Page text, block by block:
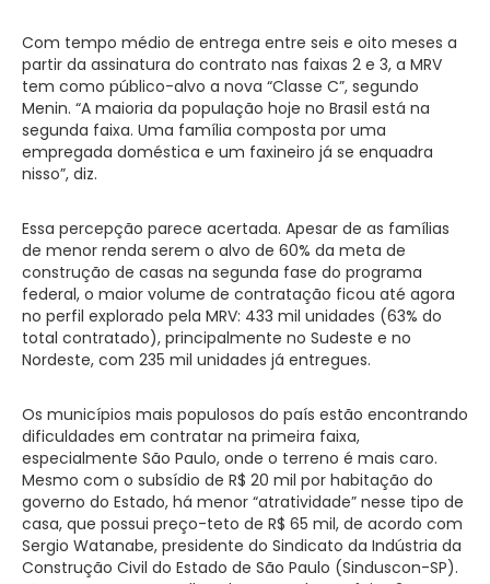
Com tempo médio de entrega entre seis e oito meses a
partir da assinatura do contrato nas faixas 2 e 3, a MRV
tem como público-alvo a nova “Classe C”, segundo
Menin. “A maioria da população hoje no Brasil está na
segunda faixa. Uma família composta por uma
empregada doméstica e um faxineiro já se enquadra
nisso”, diz.
Essa percepção parece acertada. Apesar de as famílias
de menor renda serem o alvo de 60% da meta de
construção de casas na segunda fase do programa
federal, o maior volume de contratação ficou até agora
no perfil explorado pela MRV: 433 mil unidades (63% do
total contratado), principalmente no Sudeste e no
Nordeste, com 235 mil unidades já entregues.
Os municípios mais populosos do país estão encontrando
dificuldades em contratar na primeira faixa,
especialmente São Paulo, onde o terreno é mais caro.
Mesmo com o subsídio de R$ 20 mil por habitação do
governo do Estado, há menor “atratividade” nesse tipo de
casa, que possui preço-teto de R$ 65 mil, de acordo com
Sergio Watanabe, presidente do Sindicato da Indústria da
Construção Civil do Estado de São Paulo (Sinduscon-SP).